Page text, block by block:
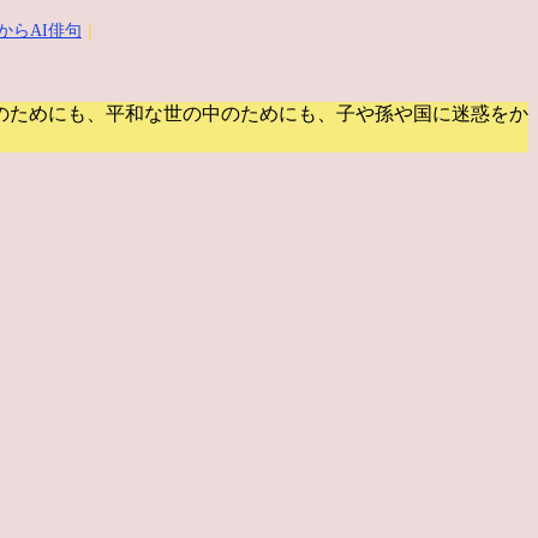
らAI俳句
ためにも、平和な世の中のためにも、子や孫や国に迷惑をか